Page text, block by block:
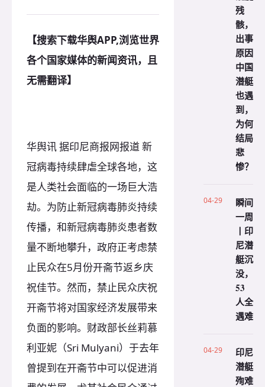
【搜索下载华舆APP,浏览世界
各个国家媒体的新闻资讯，且
无需翻译】
华舆讯 据印尼商报网报道 新
冠病毒持续肆虐全球各地，这
是人类社会面临的一场巨大浩
劫。为防止新冠病毒肺炎持续
传播，和新冠病毒肺炎患者数
量不断地攀升，政府正考虑禁
止民众在5月份开斋节返乡庆
祝佳节。然而，禁止民众庆祝
开斋节将对国家经济发展带来
负面的影响。财政部长丝莉慕
利亚妮（Sri Mulyani）于去年
曾提到在开斋节中可以促进消
残
骸，
出事
原因
中国
潜艇
也遇
到，
为何
结局
悲
惨？
04-29
瞬间
一周
丨印
尼潜
艇沉
没，
53
人全
遇难
04-29
印尼
潜艇
殉难